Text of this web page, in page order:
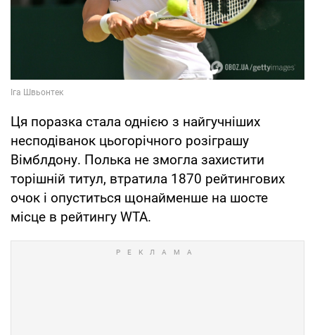
Ця поразка стала однією з найгучніших
несподіванок цьогорічного розіграшу
Вімблдону. Полька не змогла захистити
торішній титул, втратила 1870 рейтингових
очок і опуститься щонайменше на шосте
місце в рейтингу WTA.